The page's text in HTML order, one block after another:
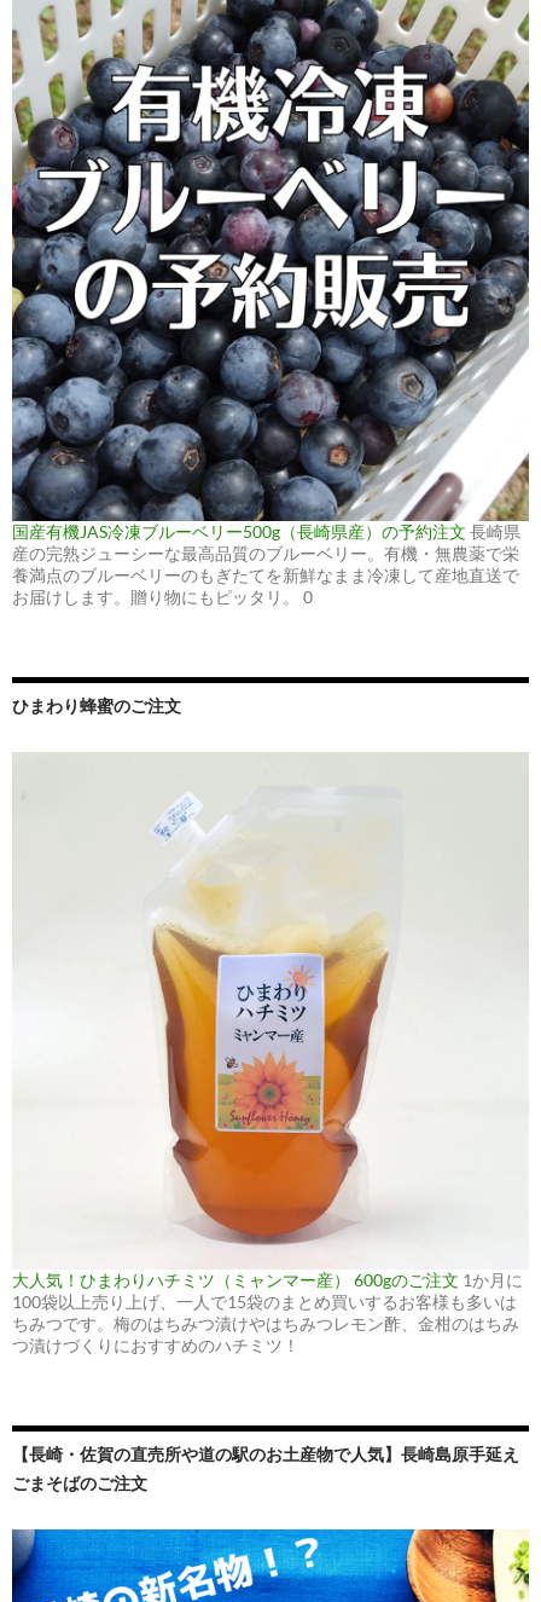
国産有機JAS冷凍ブルーベリー500g（長崎県産）の予約注文 長崎県
産の完熟ジューシーな最高品質のブルーベリー。有機・無農薬で栄
養満点のブルーベリーのもぎたてを新鮮なまま冷凍して産地直送で
お届けします。贈り物にもピッタリ。 0
ひまわり蜂蜜のご注文
大人気！ひまわりハチミツ（ミャンマー産） 600gのご注文 1か月に
100袋以上売り上げ、一人で15袋のまとめ買いするお客様も多いは
ちみつです。梅のはちみつ漬けやはちみつレモン酢、金柑のはちみ
つ漬けづくりにおすすめのハチミツ！
【長崎・佐賀の直売所や道の駅のお土産物で人気】長崎島原手延え
ごまそばのご注文